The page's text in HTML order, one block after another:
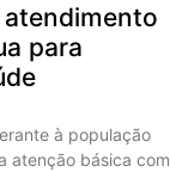
para
à população
atenção básica com